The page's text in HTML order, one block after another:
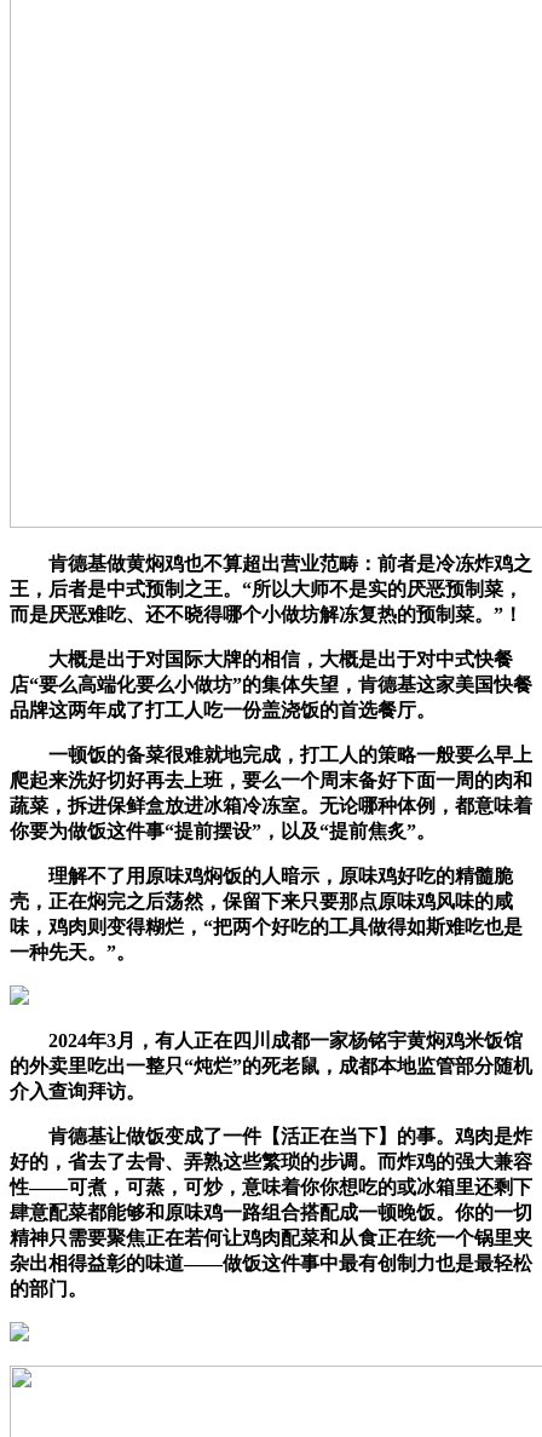
肯德基做黄焖鸡也不算超出营业范畴：前者是冷冻炸鸡之
王，后者是中式预制之王。“所以大师不是实的厌恶预制菜，
而是厌恶难吃、还不晓得哪个小做坊解冻复热的预制菜。”！
大概是出于对国际大牌的相信，大概是出于对中式快餐
店“要么高端化要么小做坊”的集体失望，肯德基这家美国快餐
品牌这两年成了打工人吃一份盖浇饭的首选餐厅。
一顿饭的备菜很难就地完成，打工人的策略一般要么早上
爬起来洗好切好再去上班，要么一个周末备好下面一周的肉和
蔬菜，拆进保鲜盒放进冰箱冷冻室。无论哪种体例，都意味着
你要为做饭这件事“提前摆设”，以及“提前焦炙”。
理解不了用原味鸡焖饭的人暗示，原味鸡好吃的精髓脆
壳，正在焖完之后荡然，保留下来只要那点原味鸡风味的咸
味，鸡肉则变得糊烂，“把两个好吃的工具做得如斯难吃也是
一种先天。”。
2024年3月，有人正在四川成都一家杨铭宇黄焖鸡米饭馆
的外卖里吃出一整只“炖烂”的死老鼠，成都本地监管部分随机
介入查询拜访。
肯德基让做饭变成了一件【活正在当下】的事。鸡肉是炸
好的，省去了去骨、弄熟这些繁琐的步调。而炸鸡的强大兼容
性——可煮，可蒸，可炒，意味着你你想吃的或冰箱里还剩下
肆意配菜都能够和原味鸡一路组合搭配成一顿晚饭。你的一切
精神只需要聚焦正在若何让鸡肉配菜和从食正在统一个锅里夹
杂出相得益彰的味道——做饭这件事中最有创制力也是最轻松
的部门。